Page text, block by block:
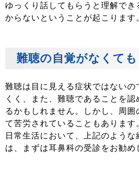
ゆっくり話してもらうと理解でき
からないということが起こります
難聴の自覚がなくても
難聴は目に見える症状ではないの
くく、また、難聴であることを
るかもしれません。しかし、周囲
て苦労されていることもあります
日常生活において、上記のよう
は、まずは耳鼻科の受診をお勧め